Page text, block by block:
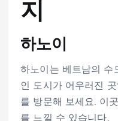
지
하노이
하노이는 베트남의 수
인 도시가 어우러진
를 방문해 보세요. 이
를 느낄 수 있습니다.